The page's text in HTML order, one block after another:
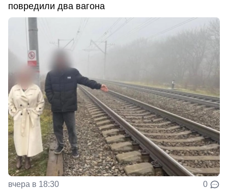
повредили два вагона
вчера в 18:30 0